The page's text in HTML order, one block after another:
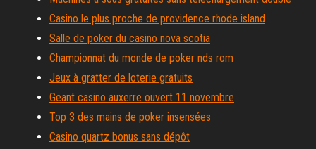
Casino le plus proche de providence rhode island
Salle de poker du casino nova scotia
Championnat du monde de poker nds rom
Jeux à gratter de loterie gratuits
Geant casino auxerre ouvert 11 novembre
Top 3 des mains de poker insensées
Casino quartz bonus sans dépôt